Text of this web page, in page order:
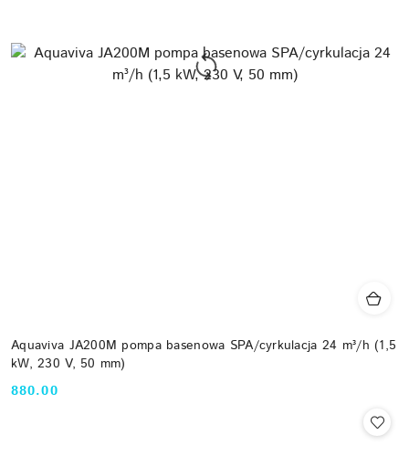
Aquaviva JA200M pompa basenowa SPA/cyrkulacja 24 m³/h (1,5
kW, 230 V, 50 mm)
Cena:
880.00